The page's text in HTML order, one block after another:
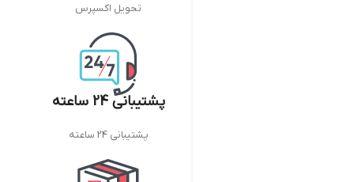
تحویل اکسپرس
پشتیبانی 24 ساعته
پشتیبانی 24 ساعته